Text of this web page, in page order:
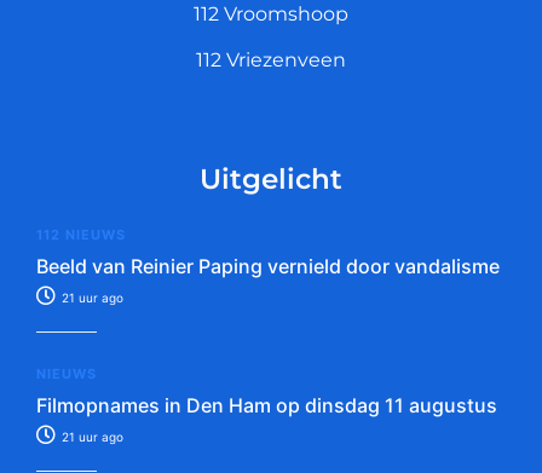
112 Vroomshoop
112 Vriezenveen
Uitgelicht
112 NIEUWS
Beeld van Reinier Paping vernield door vandalisme
21 uur ago
NIEUWS
Filmopnames in Den Ham op dinsdag 11 augustus
21 uur ago